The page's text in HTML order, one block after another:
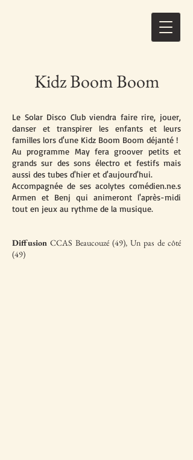
Kidz Boom Boom
Le Solar Disco Club viendra faire rire, jouer,
danser et transpirer les enfants et leurs
familles lors d'une Kidz Boom Boom déjanté !
Au programme May fera groover petits et
grands sur des sons électro et festifs mais
aussi des tubes d'hier et d'aujourd'hui.
Accompagnée de ses acolytes comédien.ne.s
Armen et Benj qui animeront l'après-midi
tout en jeux au rythme de la musique.
Diffusion CCAS Beaucouzé (49), Un pas de côté
(49)